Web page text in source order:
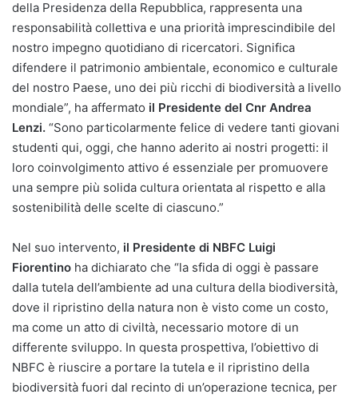
della Presidenza della Repubblica, rappresenta una
responsabilità collettiva e una priorità imprescindibile del
nostro impegno quotidiano di ricercatori. Significa
difendere il patrimonio ambientale, economico e culturale
del nostro Paese, uno dei più ricchi di biodiversità a livello
mondiale”, ha affermato il Presidente del Cnr Andrea
Lenzi. “Sono particolarmente felice di vedere tanti giovani
studenti qui, oggi, che hanno aderito ai nostri progetti: il
loro coinvolgimento attivo é essenziale per promuovere
una sempre più solida cultura orientata al rispetto e alla
sostenibilità delle scelte di ciascuno.”
Nel suo intervento, il Presidente di NBFC Luigi
Fiorentino ha dichiarato che “la sfida di oggi è passare
dalla tutela dell’ambiente ad una cultura della biodiversità,
dove il ripristino della natura non è visto come un costo,
ma come un atto di civiltà, necessario motore di un
differente sviluppo. In questa prospettiva, l’obiettivo di
NBFC è riuscire a portare la tutela e il ripristino della
biodiversità fuori dal recinto di un’operazione tecnica, per